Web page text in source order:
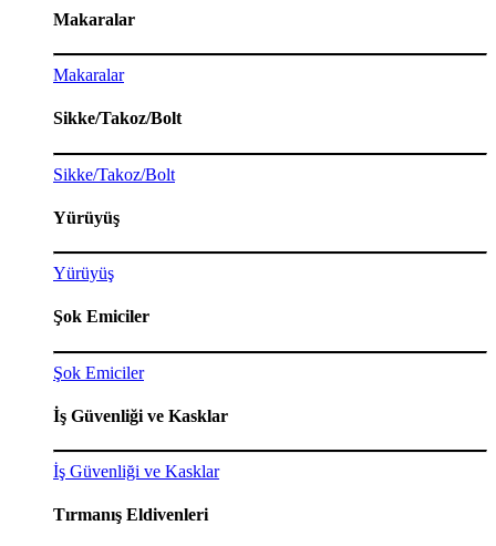
Makaralar
Makaralar
Sikke/Takoz/Bolt
Sikke/Takoz/Bolt
Yürüyüş
Yürüyüş
Şok Emiciler
Şok Emiciler
İş Güvenliği ve Kasklar
İş Güvenliği ve Kasklar
Tırmanış Eldivenleri